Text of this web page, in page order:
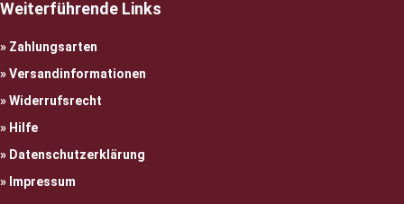
Weiterführende Links
Zahlungsarten
Versandinformationen
Widerrufsrecht
Hilfe
Datenschutzerklärung
Impressum